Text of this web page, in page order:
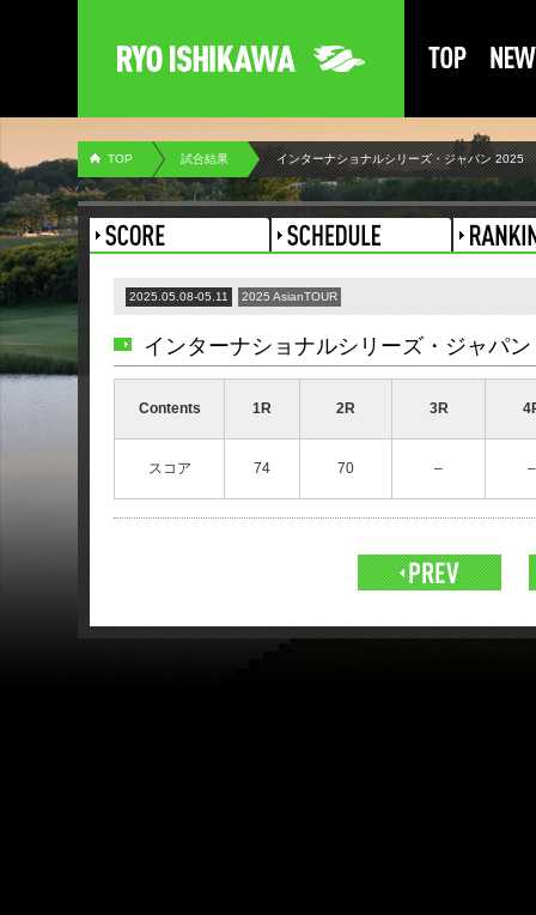
TOP 試合結果 インターナショナルシリーズ・ジャパン 2025
2025.05.08-05.11 2025 AsianTOUR
インターナショナルシリーズ・ジャパ
Contents 1R 2R 3R
スコア 74 70 – –